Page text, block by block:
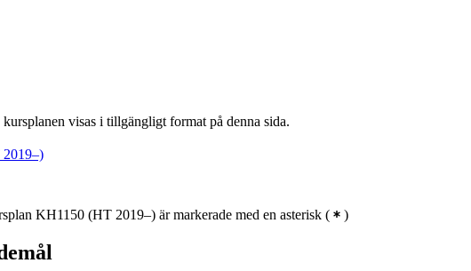
visas i tillgängligt format på denna sida.
KH1150 (HT 2019–) är markerade med en asterisk ( )